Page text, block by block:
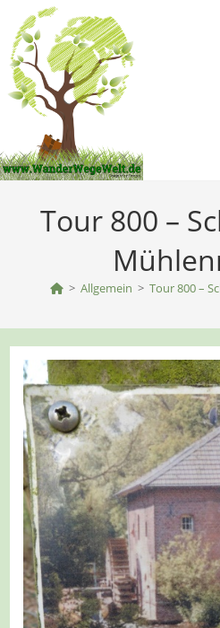
Inhalt
springen
Tour 800 –
> Allgemein > Tour 800 –